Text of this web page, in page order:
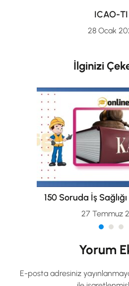
ICAO-TI
28 Ocak
İlginizi
150 Soruda İş
27 Temmuz
Yorum
E-posta adresiniz